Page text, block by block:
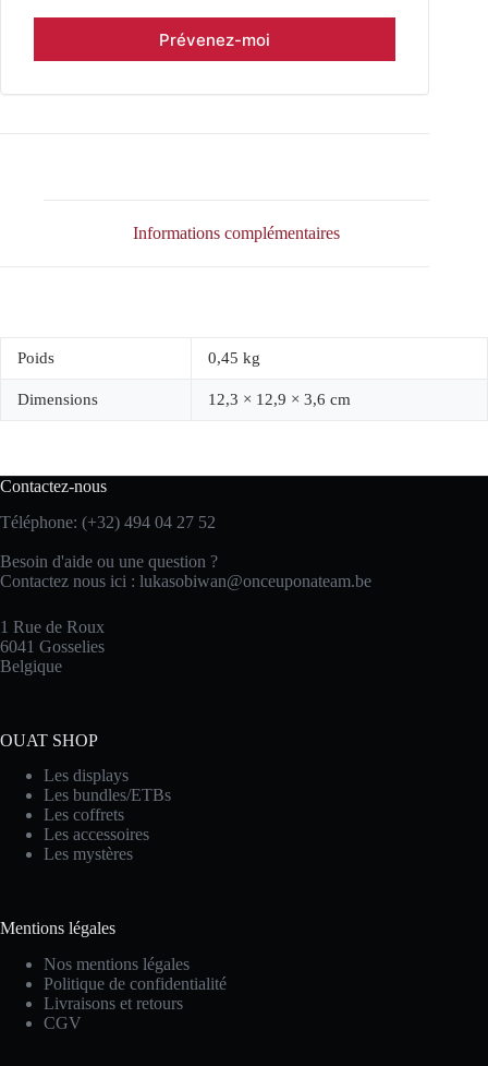
Informations complémentaires
Poids 0,45 kg
Dimensions 12,3 × 12,9 × 3,6 cm
Contactez-nous
Téléphone: (+32) 494 04 27 52
Besoin d'aide ou une question ?
Contactez nous ici : lukasobiwan@onceuponateam.be
1 Rue de Roux
6041 Gosselies
Belgique
OUAT SHOP
Les displays
Les bundles/ETBs
Les coffrets
Les accessoires
Les mystères
Mentions légales
Nos mentions légales
Politique de confidentialité
Livraisons et retours
CGV